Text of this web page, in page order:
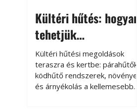
Kültéri hűtés: hogyan
tehetjük
kellemesebbé a
teraszt és a kertet?
Kültéri hűtési megoldások
teraszra és kertbe: párahűtők,
ködhűtő rendszerek, növények
és árnyékolás a kellemesebb